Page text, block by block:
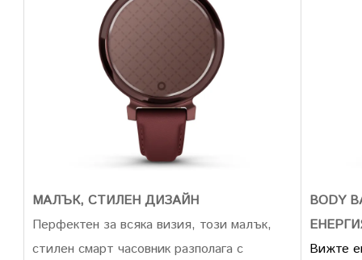
МАЛЪК, СТИЛЕН ДИЗАЙН
Перфектен за всяка визия, този малък,
стилен смарт часовник разполага с
BODY
Вижте